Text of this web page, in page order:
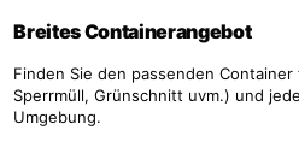
Breites Containerangebot
Finden Sie den passenden
Sperrmüll, Grünschnitt uvm.) und
Umgebung.